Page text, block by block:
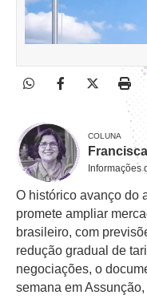
COLUNA
Informações
O histórico avanço do
promete ampliar
brasileiro, com
redução gradual de
negociações, o
semana em